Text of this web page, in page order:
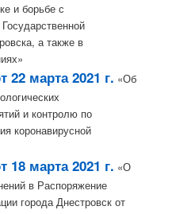
и борьбе с
а также в
марта 2021 г. «Об
и контролю по
коронавирусной
марта 2021 г. «О
в Распоряжение
города Днестровск от